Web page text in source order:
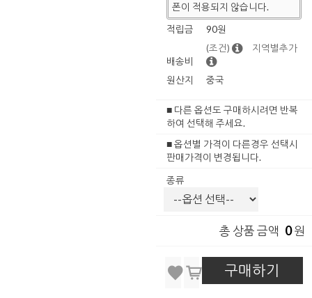
폰이 적용되지 않습니다.
적립금
90원
배송비
(조건) 지역별추가
원산지 중국
■ 다른 옵션도 구매하시려면 반복
하여 선택해 주세요.
■ 옵션별 가격이 다른경우 선택시
판매가격이 변경됩니다.
종류
총 상품 금액 0원
구매하기